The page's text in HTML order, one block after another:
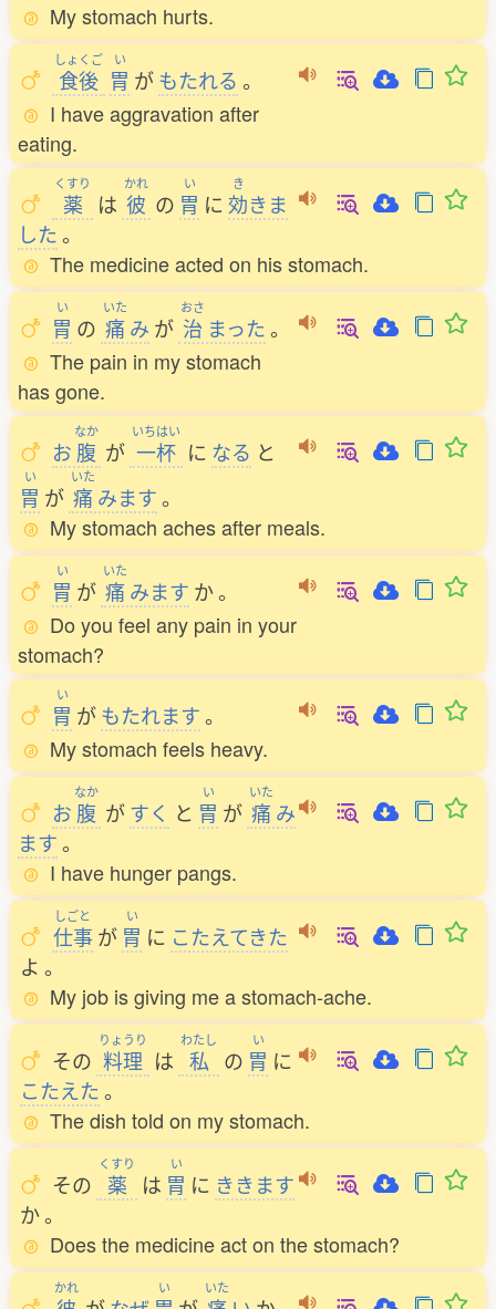
My stomach hurts.
しょくご
食後
い
胃 がもたれる 。
I have aggravation after
eating.
くすり
薬 は
かれ
彼 の
い
胃 に
き
効きま
した。
The medicine acted on his stomach.
い
胃 の
いた
痛 み が
おさ
治 まった。
The pain in my stomach
has gone.
お
なか
腹 が
いちはい
一杯 に なる と
い
胃 が
いた
痛 みます。
My stomach aches after meals.
い
胃 が
いた
痛 みます か。
Do you feel any pain in your
stomach?
い
胃 がもたれます。
My stomach feels heavy.
お
なか
腹 がすく と
い
胃 が
いた
痛 み
ます。
I have hunger pangs.
しごと
仕事 が
い
胃 に こたえてきた
よ 。
My job is giving me a stomach-ache.
その
りょうり
料理 は
わたし
私 の
い
胃 に
こたえた。
The dish told on my stomach.
その
くすり
薬 は
い
胃 に ききます
か。
Does the medicine act on the stomach?
かれ い いた